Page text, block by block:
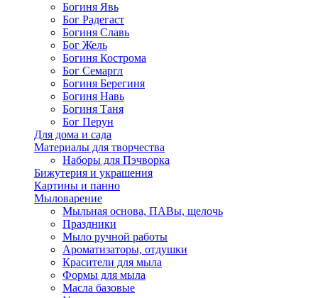
Богиня Явь
Бог Радегаст
Богиня Славь
Бог Жель
Богиня Кострома
Бог Семаргл
Богиня Берегиня
Богиня Навь
Богиня Таня
Бог Перун
Для дома и сада
Материалы для творчества
Наборы для Пэчворка
Бижутерия и украшения
Картины и панно
Мыловарение
Мыльная основа, ПАВы, щелочь
Праздники
Мыло ручной работы
Ароматизаторы, отдушки
Красители для мыла
Формы для мыла
Масла базовые